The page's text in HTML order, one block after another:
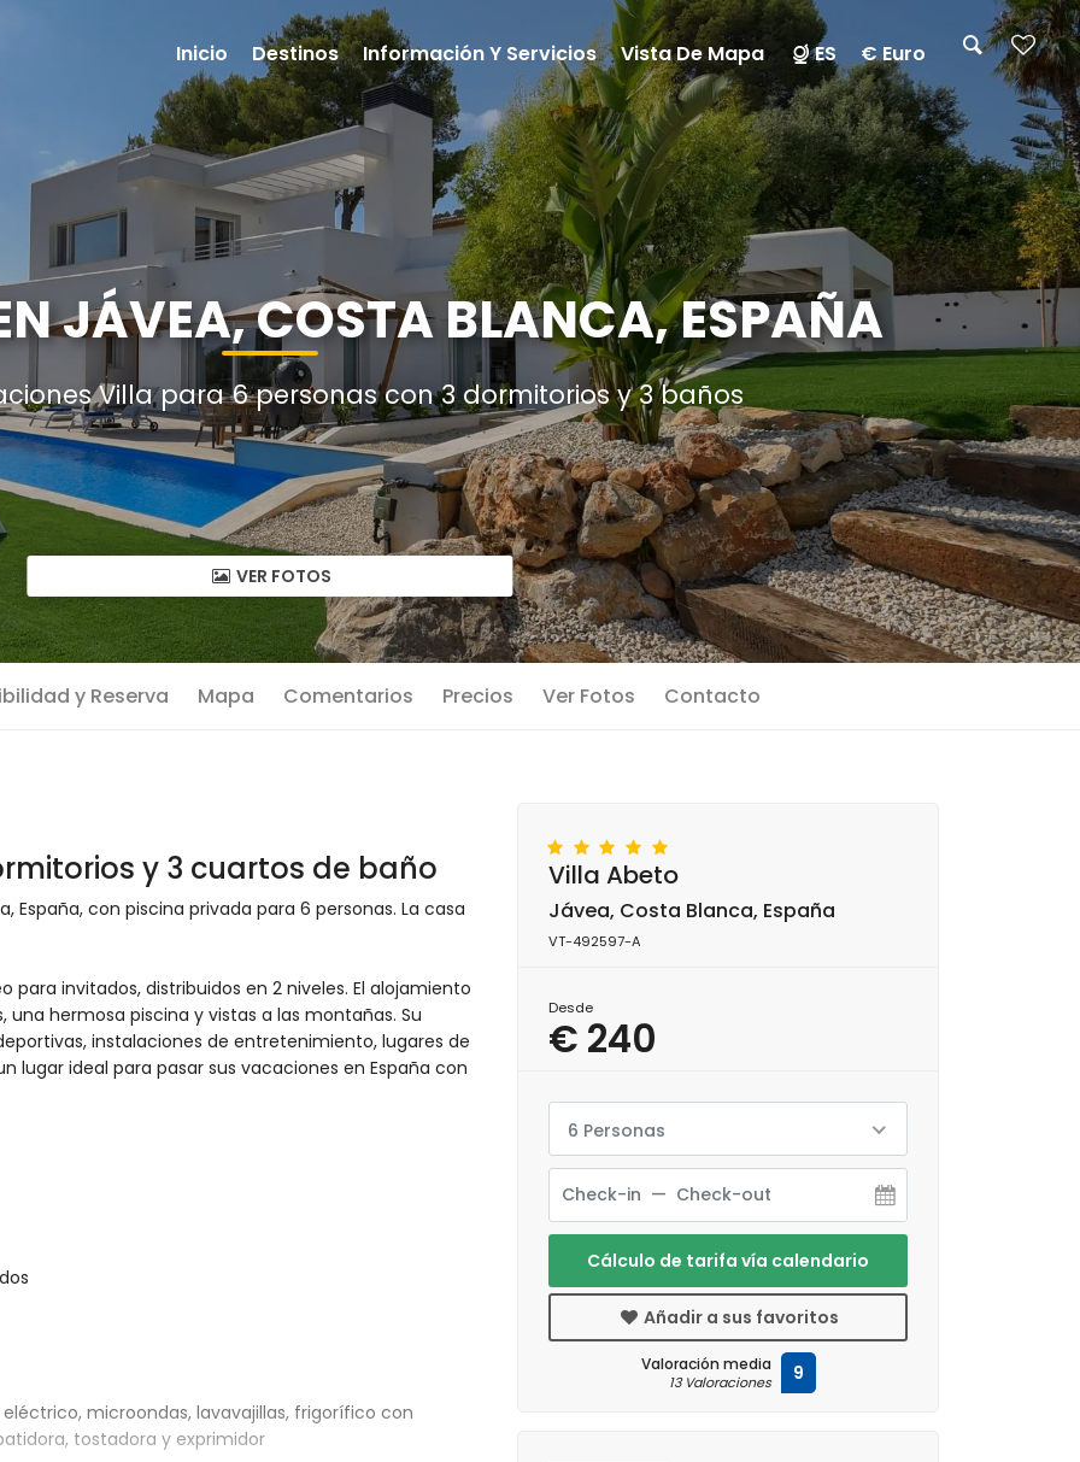
JÁVEA, COSTA BLANCA, ESPAÑA
Villa para 6 personas con 3 dormitorios y 3 baños
VER FOTOS
y Reserva Mapa Comentarios Precios Ver Fotos Contacto
y 3 cuartos de baño
España, con piscina privada para 6 personas. La casa
para invitados, distribuidos en 2 niveles. El alojamiento
hermosa piscina y vistas a las montañas. Su
instalaciones de entretenimiento, lugares de
lugar ideal para pasar sus vacaciones en España con
microondas, lavavajillas, frigorífico con
tostadora y exprimidor
Villa Abeto
Jávea, Costa Blanca, España
VT-492597-A
Desde
€ 240
6 Personas
Cálculo de tarifa vía calendario
Añadir a sus favoritos
Valoración media
13 Valoraciones 9
Inicio Destinos Información Y Servicios Vista De Mapa ES € Euro